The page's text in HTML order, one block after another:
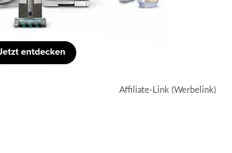
Affiliate-Link (Werbelink)